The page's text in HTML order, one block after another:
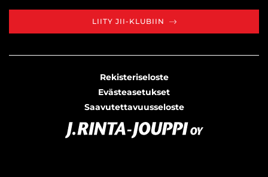
LIITY JII-KLUBIIN
Rekisteriseloste
Evästeasetukset
Saavutettavuusseloste